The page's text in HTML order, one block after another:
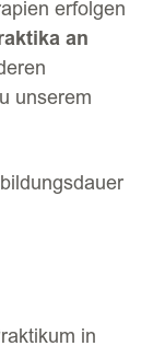
erfolgen
an
unserem
in